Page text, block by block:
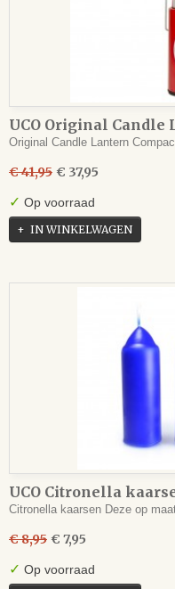
UCO Original Candle
Original Candle Lantern
€ 41,95 € 37,95
✓ Op voorraad
IN WINKELWAGEN
UCO Citronella
Citronella kaarsen Deze op
€ 8,95 € 7,95
✓ Op voorraad